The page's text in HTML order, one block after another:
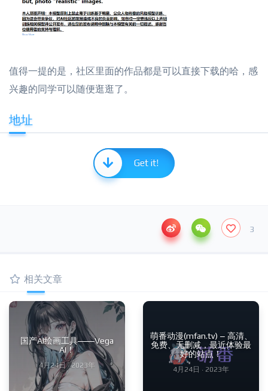
值得一提的是，社区里面的作品都是可以直接下载的哈，感
兴趣的同学可以随便逛逛了。
地址
Get it!
3
相关文章
国产AI绘画工具——Vega
AI！
4月24日 · 2023年
萌番动漫(mfan.tv) – 高清、
免费、无删减，最近体验最
好的站点！
4月24日 · 2023年